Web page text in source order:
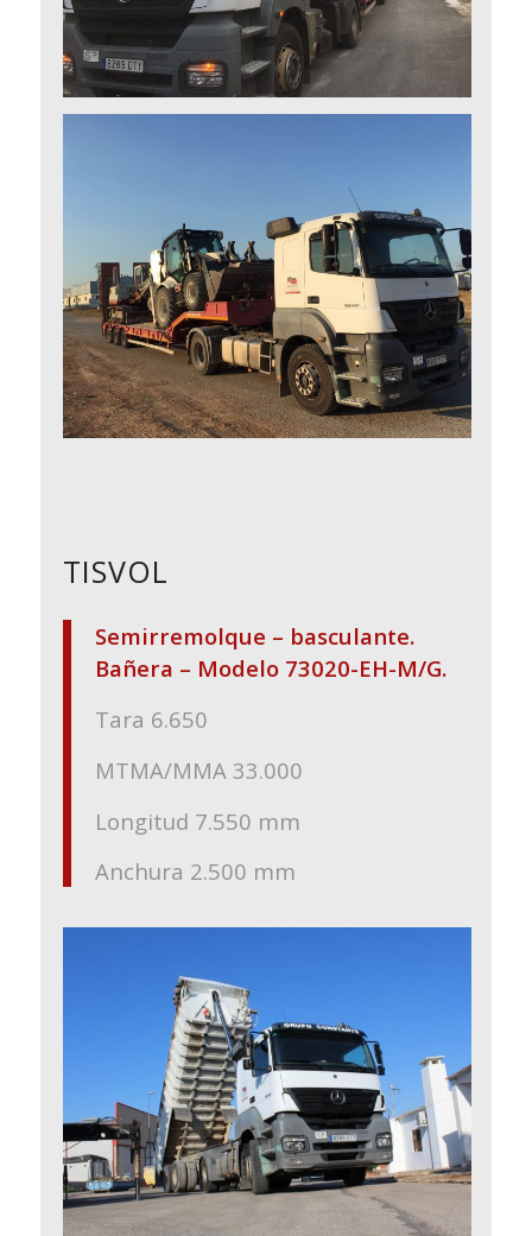
TISVOL
Semirremolque – basculante.
Bañera – Modelo 73020-EH-M/G.
Tara 6.650
MTMA/MMA 33.000
Longitud 7.550 mm
Anchura 2.500 mm